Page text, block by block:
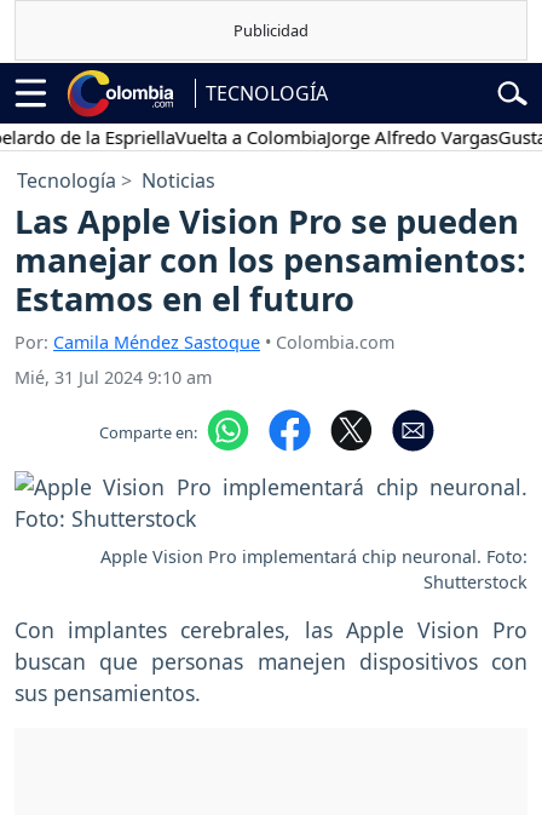
TECNOLOGÍA
de la EspriellaVuelta a ColombiaJorge Alfredo VargasGustavo
Tecnología Noticias
Las Apple Vision Pro se pueden
manejar con los pensamientos:
Estamos en el futuro
Por: Camila Méndez Sastoque • Colombia.com
Mié, 31 Jul 2024 9:10 am
Comparte en:
Apple Vision Pro implementará chip neuronal. Foto:
Shutterstock
Con implantes cerebrales, las Apple Vision Pro
buscan que personas manejen dispositivos con
sus pensamientos.